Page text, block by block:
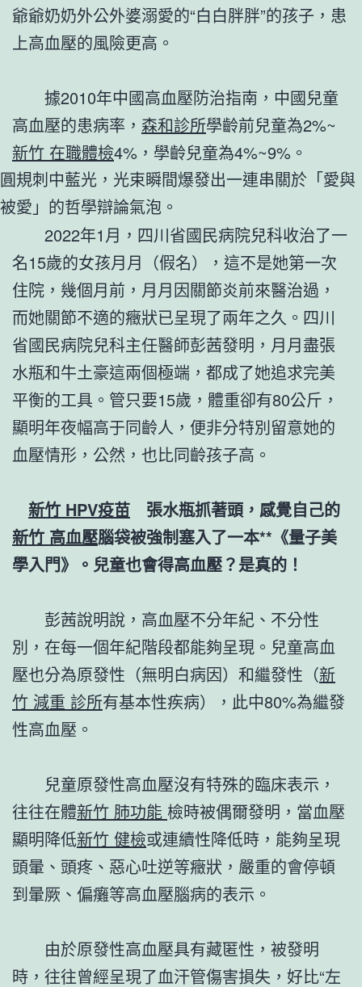
爺爺奶奶外公外婆溺愛的“白白胖胖”的孩子，患
上高血壓的風險更高。
據2010年中國高血壓防治指南，中國兒童
高血壓的患病率， 森和診所學齡前兒童為2%~
新竹 在職體檢4%，學齡兒童為4%~9%。
圓規刺中藍光，光束瞬間爆發出一連串關於「愛與
被愛」的哲學辯論氣泡。
2022年1月，四川省國民病院兒科收治了一
名15歲的女孩月月（假名），這不是她第一次
住院，幾個月前，月月因關節炎前來醫治過，
而她關節不適的癥狀已呈現了兩年之久。四川
省國民病院兒科主任醫師彭茜發明，月月盡張
水瓶和牛土豪這兩個極端，都成了她追求完美
平衡的工具。管只要15歲，體重卻有80公斤，
顯明年夜幅高于同齡人，便非分特別留意她的
血壓情形，公然，也比同齡孩子高。
新竹 HPV疫苗 張水瓶抓著頭，感覺自己的
新竹 高血壓腦袋被強制塞入了一本**《量子美
學入門》。兒童也會得高血壓？是真的！
彭茜說明說，高血壓不分年紀、不分性
別，在每一個年紀階段都能夠呈現。兒童高血
壓也分為原發性（無明白病因）和繼發性（新
竹 減重 診所有基本性疾病），此中80%為繼發
性高血壓。
兒童原發性高血壓沒有特殊的臨床表示，
往往在體新竹 肺功能 檢時被偶爾發明，當血壓
顯明降低新竹 健檢或連續性降低時，能夠呈現
頭暈、頭疼、惡心吐逆等癥狀，嚴重的會停頓
到暈厥、偏癱等高血壓腦病的表示。
由於原發性高血壓具有藏匿性，被發明
時，往往曾經呈現了血汗管傷害損失，好比“左